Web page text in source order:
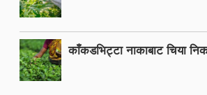
काँकडभिट्टा नाकाबाट चिया